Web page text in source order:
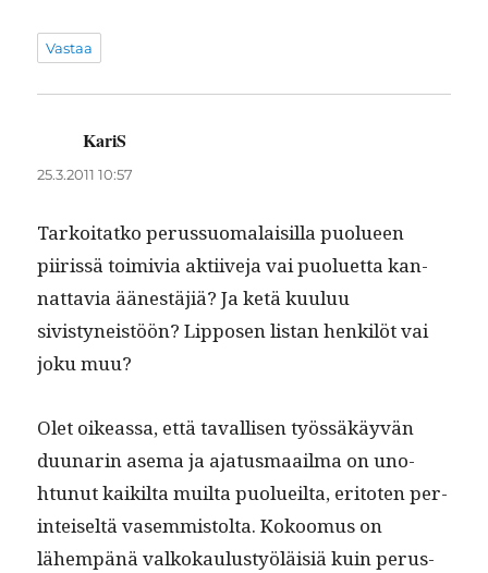
Vastaa
KariS
25.3.2011 10:57
Tarkoi­tatko perus­suo­ma­laisil­la puolueen
piiris­sä toimivia akti­ive­ja vai puoluet­ta kan­
nat­tavia äänestäjiä? Ja ketä kuu­luu
sivistyneistöön? Lip­posen lis­tan henkilöt vai
joku muu?
Olet oike­as­sa, että taval­lisen työssäkäyvän
duu­nar­in ase­ma ja aja­tus­maail­ma on uno­
htunut kaik­il­ta muil­ta puolueil­ta, eri­toten per­
in­teiseltä vasem­mis­tol­ta. Kokoomus on
lähempänä valkokaulustyöläisiä kuin perus­